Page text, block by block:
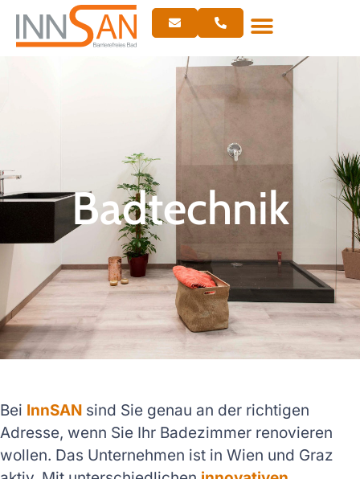
Badtechnik
Bei InnSAN sind Sie genau an der richtigen
Adresse, wenn Sie Ihr Badezimmer renovieren
wollen. Das Unternehmen ist in Wien und Graz